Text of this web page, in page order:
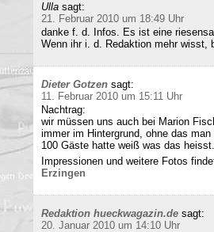
Ulla sagt:
21. Februar 2010 um 18:49 Uhr
danke f. d. Infos. Es ist eine
Wenn ihr i. d. Redaktion mehr wisst,
Dieter Gotzen sagt:
11. Februar 2010 um 15:11 Uhr
Nachtrag:
wir müssen uns auch bei Marion
immer im Hintergrund, ohne das
100 Gäste hatte weiß was das heisst.
Impressionen und weitere Fotos
Erzingen
Redaktion hueckwagazin.de sagt:
20. Januar 2010 um 14:10 Uhr